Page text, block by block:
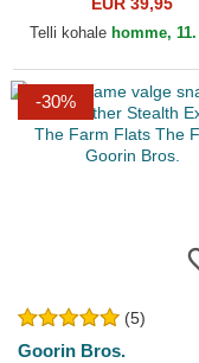
EUR 39,95
Telli kohale homme,
-30%
(5)
Goorin Bros.